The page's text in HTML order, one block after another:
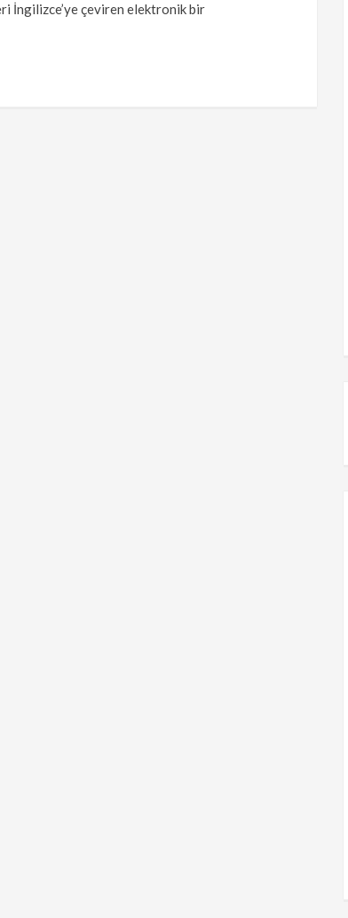
İngilizce’ye çeviren elektronik bir